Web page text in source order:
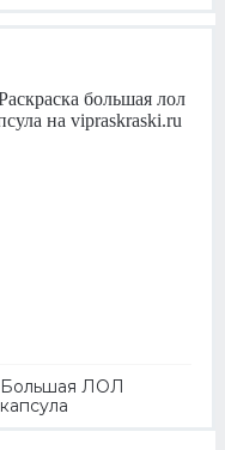
Большая ЛОЛ
капсула